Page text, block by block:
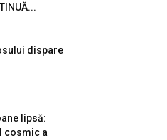
dispare
lipsă:
cosmic a